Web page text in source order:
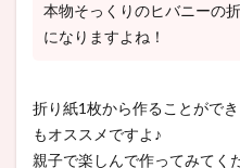
本物そっくりのヒバニーの
になりますよね！
折り紙1枚から作ることがで
もオススメですよ♪
親子で楽しんで作ってみてく